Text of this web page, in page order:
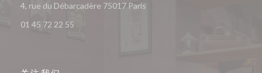
4, rue du Débarcadère 75017 Paris
01 45 72 22 55